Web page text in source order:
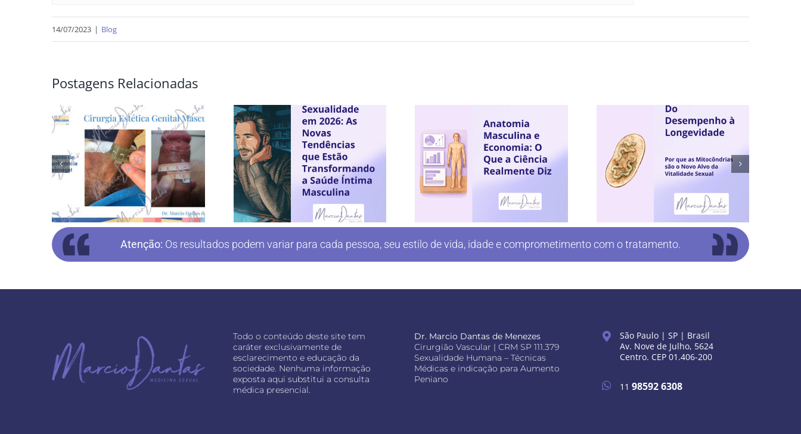
14/07/2023 | Blog
Postagens Relacionadas
Atenção: Os resultados podem variar para cada pessoa, seu estilo de vida, idade e comprometimento com o tratamento.
Todo o conteúdo deste site tem
caráter exclusivamente de
esclarecimento e educação da
sociedade. Nenhuma informação
exposta aqui substitui a consulta
médica presencial.
Dr. Marcio Dantas de Menezes
Cirurgião Vascular | CRM SP 111.379
Sexualidade Humana – Técnicas
Médicas e indicação para Aumento
Peniano
São Paulo | SP | Brasil
Av. Nove de Julho, 5624
Centro. CEP 01.406-200
11 98592 6308